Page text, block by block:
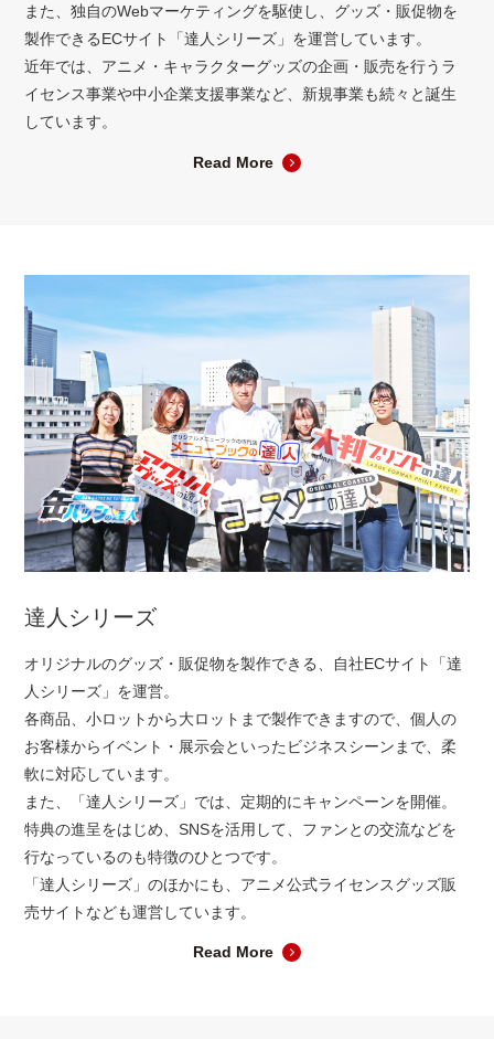
また、独自のWebマーケティングを駆使し、グッズ・販促物を
製作できるECサイト「達人シリーズ」を運営しています。
近年では、アニメ・キャラクターグッズの企画・販売を行うラ
イセンス事業や中小企業支援事業など、新規事業も続々と誕生
しています。
Read More
達人シリーズ
オリジナルのグッズ・販促物を製作できる、自社ECサイト「達
人シリーズ」を運営。
各商品、小ロットから大ロットまで製作できますので、個人の
お客様からイベント・展示会といったビジネスシーンまで、柔
軟に対応しています。
また、「達人シリーズ」では、定期的にキャンペーンを開催。
特典の進呈をはじめ、SNSを活用して、ファンとの交流などを
行なっているのも特徴のひとつです。
「達人シリーズ」のほかにも、アニメ公式ライセンスグッズ販
売サイトなども運営しています。
Read More